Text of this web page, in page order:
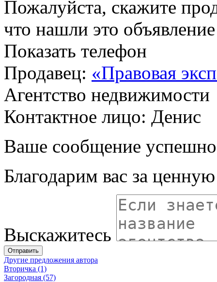
Пожалуйста, скажите
что нашли это
Показать телефон
Продавец: «Правовая
Агентство недвижимости
Контактное лицо: Денис
Ваше сообщение успешно
Благодарим вас за
Выскажитесь
Отправить
Другие предложения автора
Вторичка (1)
Загородная (57)